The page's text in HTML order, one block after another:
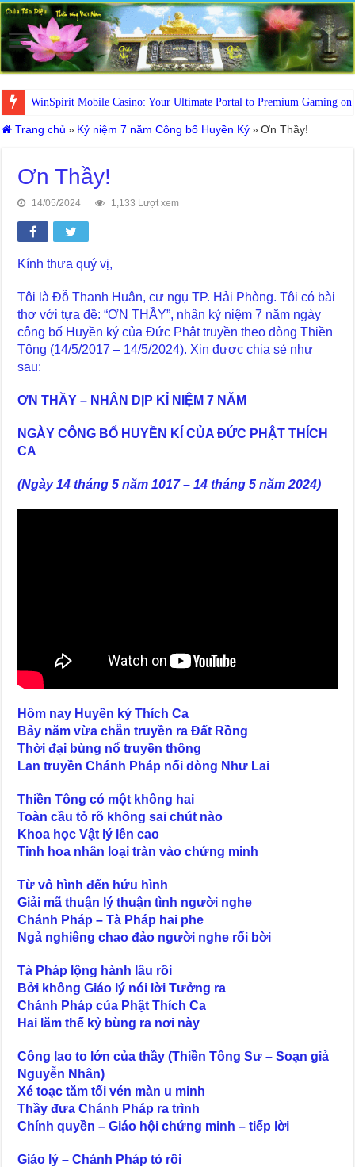
WinSpirit Mobile Casino: Your Ultimate Portal to Premium Gaming on
Trang chủ » Kỷ niệm 7 năm Công bố Huyền Ký » Ơn Thầy!
Ơn Thầy!
14/05/2024 1,133 Lượt xem
Kính thưa quý vị,
Tôi là Đỗ Thanh Huân, cư ngụ TP. Hải Phòng. Tôi có bài
thơ với tựa đề: “ƠN THẦY”, nhân kỷ niệm 7 năm ngày
công bố Huyền ký của Đức Phật truyền theo dòng Thiền
Tông (14/5/2017 – 14/5/2024). Xin được chia sẻ như
sau:
ƠN THẦY – NHÂN DỊP KỈ NIỆM 7 NĂM
NGÀY CÔNG BỐ HUYỀN KÍ CỦA ĐỨC PHẬT THÍCH
CA
(Ngày 14 tháng 5 năm 1017 – 14 tháng 5 năm 2024)
Hôm nay Huyền ký Thích Ca
Bảy năm vừa chẵn truyền ra Đất Rồng
Thời đại bùng nổ truyền thông
Lan truyền Chánh Pháp nối dòng Như Lai
Thiền Tông có một không hai
Toàn cầu tỏ rõ không sai chút nào
Khoa học Vật lý lên cao
Tinh hoa nhân loại tràn vào chứng minh
Từ vô hình đến hứu hình
Giải mã thuận lý thuận tình người nghe
Chánh Pháp – Tà Pháp hai phe
Ngả nghiêng chao đảo người nghe rối bời
Tà Pháp lộng hành lâu rồi
Bởi không Giáo lý nói lời Tưởng ra
Chánh Pháp của Phật Thích Ca
Hai lăm thế kỷ bùng ra nơi này
Công lao to lớn của thầy(Thiền Tông Sư – Soạn giả
Nguyễn Nhân)
Xé toạc tăm tối vén màn u minh
Thầy đưa Chánh Pháp ra trình
Chính quyền – Giáo hội chứng minh – tiếp lời
Giáo lý – Chánh Pháp tỏ rồi